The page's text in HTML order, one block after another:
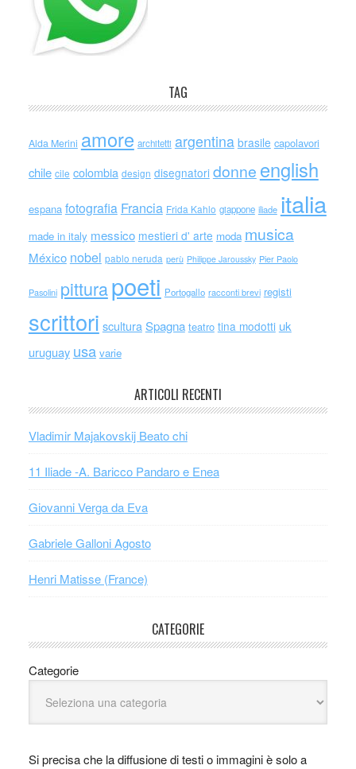
TAG
Alda Merini amore architetti argentina brasile capolavori
chile cile colombia design disegnatori donne english
espana fotografia Francia Frida Kahlo giappone iliade italia
made in italy messico mestieri d' arte moda musica
México nobel pablo neruda perù Philippe Jaroussky Pier Paolo
Pasolini pitturapoeti Portogallo racconti brevi registi
scrittori scultura Spagna teatro tina modotti uk
uruguay usa varie
ARTICOLI RECENTI
Vladimir Majakovskij Beato chi
11 Iliade -A. Baricco Pandaro e Enea
Giovanni Verga da Eva
Gabriele Galloni Agosto
Henri Matisse (France)
CATEGORIE
Categorie
Si precisa che la diffusione di testi o immagini è solo a